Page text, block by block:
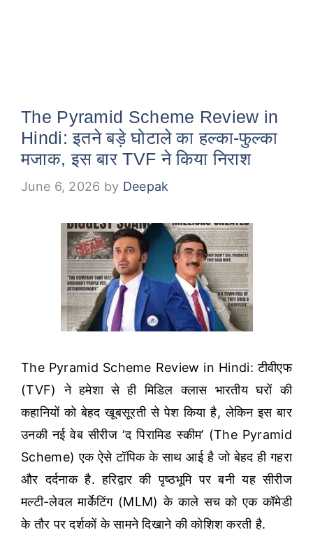
The Pyramid Scheme Review in
Hindi: इतने बड़े घोटाले का हल्का-फुल्का
मजाक, इस बार TVF ने किया निराश
June 6, 2026 by Deepak
The Pyramid Scheme Review in Hindi: टीवीएफ
(TVF) ने हमेशा से ही मिडिल क्लास भारतीय घरों की
कहानियों को बेहद खूबसूरती से पेश किया है, लेकिन इस बार
उनकी नई वेब सीरीज ‘द पिरामिड स्कीम’ (The Pyramid
Scheme) एक ऐसे टॉपिक के साथ आई है जो बेहद ही गहरा
और दर्दनाक है. हरिद्वार की पृष्ठभूमि पर बनी यह सीरीज
मल्टी-लेवल मार्केटिंग (MLM) के काले सच को एक कॉमेडी
के तौर पर दर्शकों के सामने दिखाने की कोशिश करती है.